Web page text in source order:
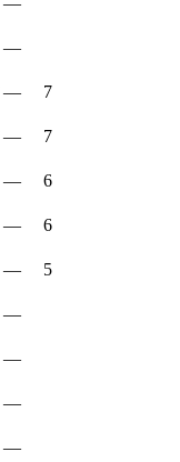
—
—
7
—
7
—
6
—
6
—
5
—
—
—
—